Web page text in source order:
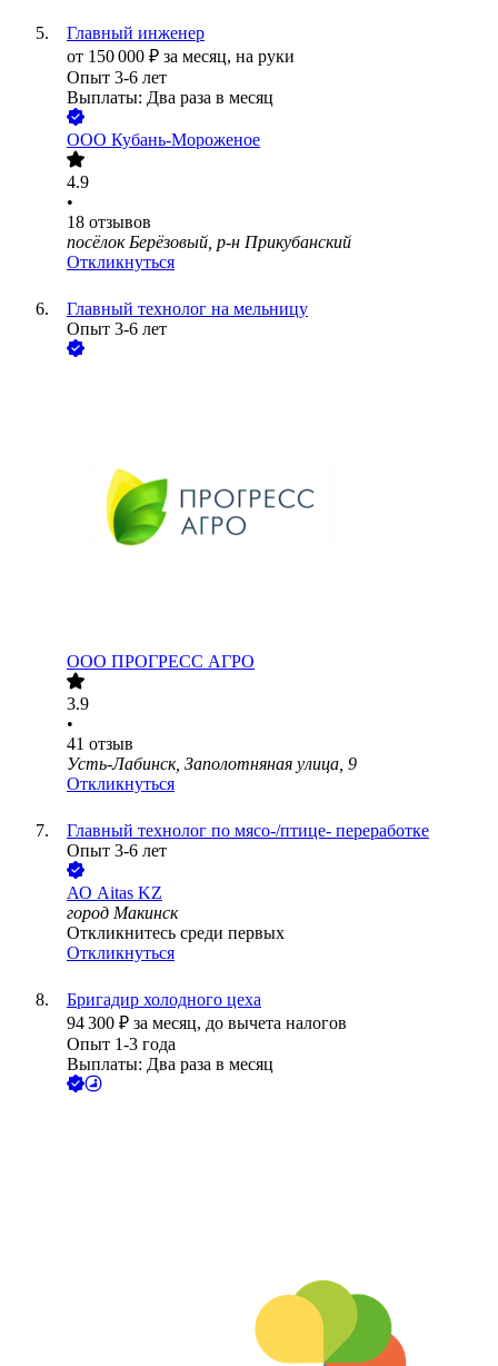
Главный инженер
от 150 000 ₽ за месяц, на руки
Опыт 3-6 лет
Выплаты: Два раза в месяц
ООО Кубань-Мороженое
4.9
•
18 отзывов
посёлок Берёзовый, р-н Прикубанский
Откликнуться
Главный технолог на мельницу
Опыт 3-6 лет
ООО ПРОГРЕСС АГРО
3.9
•
41 отзыв
Усть-Лабинск, Заполотняная улица, 9
Откликнуться
Главный технолог по мясо-/птице- переработке
Опыт 3-6 лет
АО Aitas KZ
город Макинск
Откликнитесь среди первых
Откликнуться
Бригадир холодного цеха
94 300 ₽ за месяц, до вычета налогов
Опыт 1-3 года
Выплаты: Два раза в месяц